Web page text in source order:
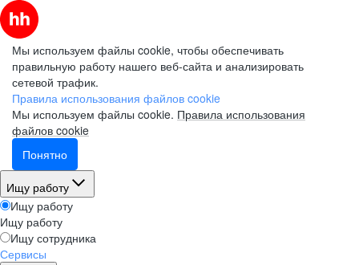
Мы используем файлы cookie, чтобы обеспечивать
правильную работу нашего веб-сайта и анализировать
сетевой трафик.
Правила использования файлов cookie
Мы используем файлы cookie. Правила использования
файлов cookie
Понятно
Ищу работу
Ищу работу
Ищу работу
Ищу сотрудника
Сервисы